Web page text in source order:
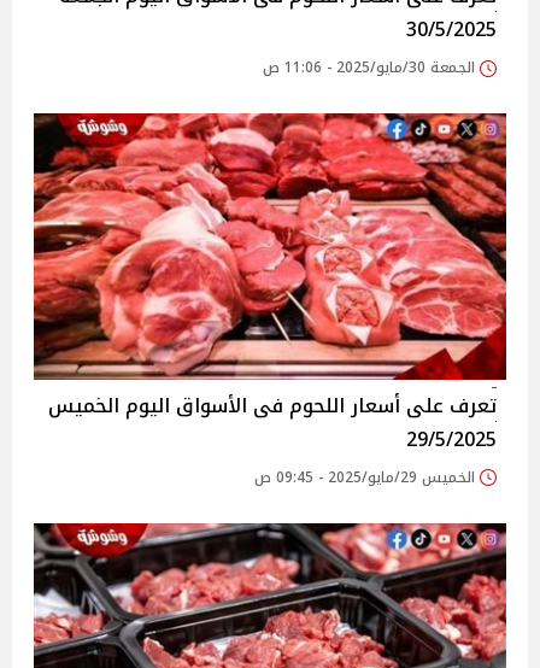
30/5/2025
الجمعة 30/مايو/2025 - 11:06 ص
تعرف على أسعار اللحوم فى الأسواق‎‎ اليوم الخميس
29/5/2025
الخميس 29/مايو/2025 - 09:45 ص